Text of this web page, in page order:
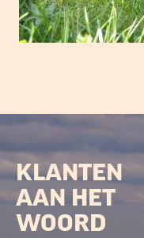
KLANTEN
AAN HET
WOORD